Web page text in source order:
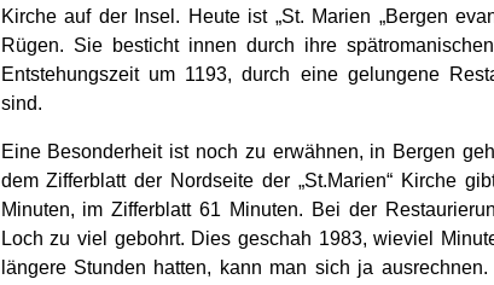
Kirche auf der Insel. Heute ist „St. Marien „Bergen
Rügen. Sie besticht innen durch ihre
Entstehungszeit um 1193, durch eine gelungene
sind.
Eine Besonderheit ist noch zu erwähnen, in Bergen
dem Zifferblatt der Nordseite der „St.Marien“ Kirche
Minuten, im Zifferblatt 61 Minuten. Bei der
Loch zu viel gebohrt. Dies geschah 1983, wieviel
längere Stunden hatten, kann man sich ja